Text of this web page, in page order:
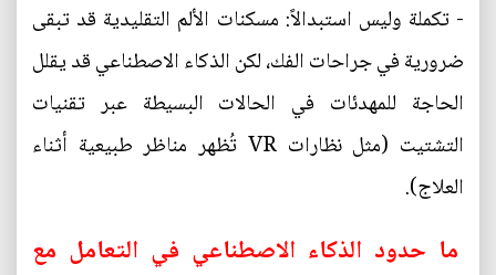
- تكملة وليس استبدالاً: مسكنات الألم التقليدية قد تبقى
ضرورية في جراحات الفك، لكن الذكاء الاصطناعي قد يقلل
الحاجة للمهدئات في الحالات البسيطة عبر تقنيات
التشتيت (مثل نظارات VR تُظهر مناظر طبيعية أثناء
العلاج).
ما حدود الذكاء الاصطناعي في التعامل مع